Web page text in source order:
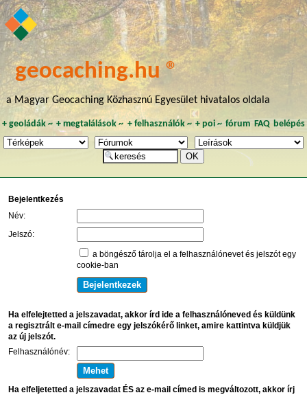
geocaching.hu ®
a Magyar Geocaching Közhasznú Egyesület hivatalos oldala
+ geoládák~ +megtalálások ~ + felhasználók~ + poi~ fórum FAQ belépés
Bejelentkezés
Név:
Jelszó:
a böngésző tárolja el a felhasználónevet és jelszót egy
cookie-ban
Ha elfelejtetted a jelszavadat, akkor írd ide a felhasználóneved és küldünk
a regisztrált e-mail címedre egy jelszókérő linket, amire kattintva küldjük
az új jelszót.
Felhasználónév:
Ha elfeljetetted a jelszavadat ÉS az e-mail címed is megváltozott, akkor írj